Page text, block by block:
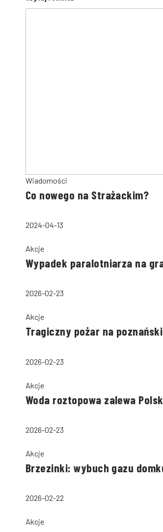
Wiadomości
Co nowego na Strażackim?
2024-04-13
Akcje
Wypadek paralotniarza na
2026-02-23
Akcje
Tragiczny pożar na
2026-02-23
Akcje
Woda roztopowa zalewa
2026-02-23
Akcje
Brzezinki: wybuch gazu
2026-02-22
Akcje